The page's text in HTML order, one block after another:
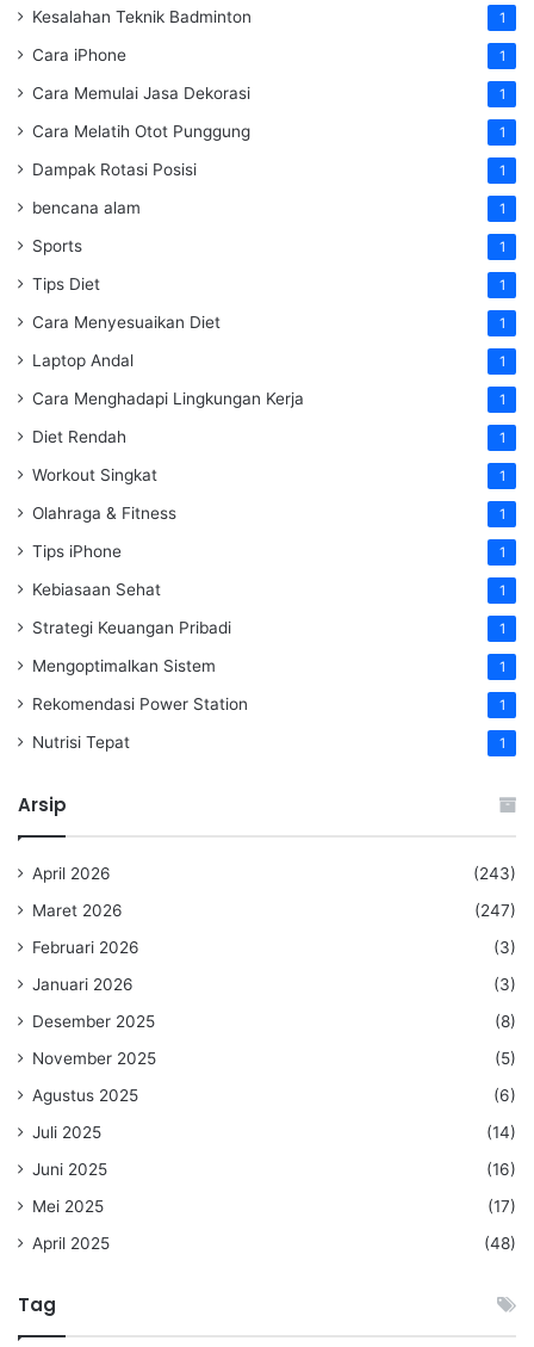
Kesalahan Teknik Badminton 1
Cara iPhone 1
Cara Memulai Jasa Dekorasi 1
Cara Melatih Otot Punggung 1
Dampak Rotasi Posisi 1
bencana alam 1
Sports 1
Tips Diet 1
Cara Menyesuaikan Diet 1
Laptop Andal 1
Cara Menghadapi Lingkungan Kerja 1
Diet Rendah 1
Workout Singkat 1
Olahraga & Fitness 1
Tips iPhone 1
Kebiasaan Sehat 1
Strategi Keuangan Pribadi 1
Mengoptimalkan Sistem 1
Rekomendasi Power Station 1
Nutrisi Tepat 1
Arsip
April 2026
(243)
Maret 2026
(247)
Februari 2026
(3)
Januari 2026
(3)
Desember 2025
(8)
November 2025
(5)
Agustus 2025
(6)
Juli 2025
(14)
Juni 2025
(16)
Mei 2025
(17)
April 2025
(48)
Tag